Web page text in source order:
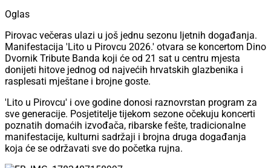
Oglas
Pirovac večeras ulazi u još jednu sezonu ljetnih događanja.
Manifestacija 'Lito u Pirovcu 2026.' otvara se koncertom Dino
Dvornik Tribute Banda koji će od 21 sat u centru mjesta
donijeti hitove jednog od najvećih hrvatskih glazbenika i
rasplesati mještane i brojne goste.
'Lito u Pirovcu' i ove godine donosi raznovrstan program za
sve generacije. Posjetitelje tijekom sezone očekuju koncerti
poznatih domaćih izvođača, ribarske fešte, tradicionalne
manifestacije, kulturni sadržaji i brojna druga događanja
koja će se održavati sve do početka rujna.